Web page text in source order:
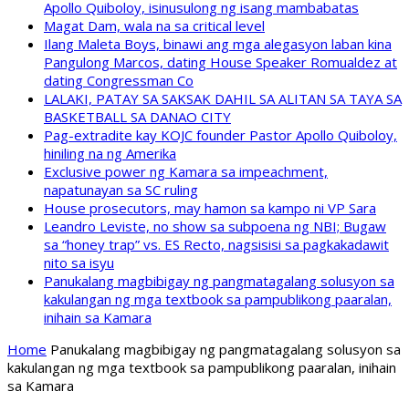
Apollo Quiboloy, isinusulong ng isang mambabatas
Magat Dam, wala na sa critical level
Ilang Maleta Boys, binawi ang mga alegasyon laban kina
Pangulong Marcos, dating House Speaker Romualdez at
dating Congressman Co
LALAKI, PATAY SA SAKSAK DAHIL SA ALITAN SA TAYA SA
BASKETBALL SA DANAO CITY
Pag-extradite kay KOJC founder Pastor Apollo Quiboloy,
hiniling na ng Amerika
Exclusive power ng Kamara sa impeachment,
napatunayan sa SC ruling
House prosecutors, may hamon sa kampo ni VP Sara
Leandro Leviste, no show sa subpoena ng NBI; Bugaw
sa “honey trap” vs. ES Recto, nagsisisi sa pagkakadawit
nito sa isyu
Panukalang magbibigay ng pangmatagalang solusyon sa
kakulangan ng mga textbook sa pampublikong paaralan,
inihain sa Kamara
Home Panukalang magbibigay ng pangmatagalang solusyon sa
kakulangan ng mga textbook sa pampublikong paaralan, inihain
sa Kamara